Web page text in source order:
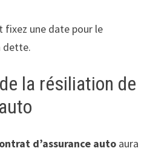
fixez une date pour le
dette.
la résiliation de
d’assurance autoaura